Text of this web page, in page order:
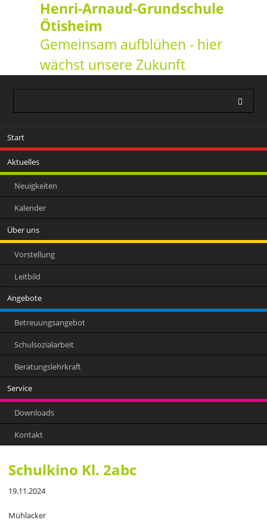
Henri-Arnaud-Grundschule
Ötisheim
Gemeinsam aufblühen - hier
wächst unsere Zukunft
überspringen
Start
Aktuelles
Neuigkeiten
Kalender
Über uns
Vorstellung
Leitbild
Angebote
Betreuungsangebot
Schulsozialarbeit
Beratungslehrkraft
Service
Downloads
Kontakt
Schulkino Kl. 2abc
19.11.2024
Mühlacker